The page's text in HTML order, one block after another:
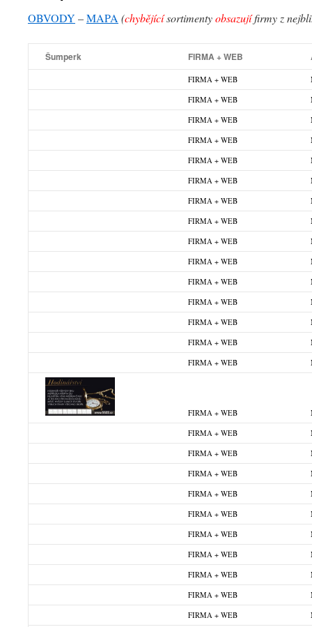
OBVODY –MAPA (chybějícísortimentyobsazujífirmy z
Šumperk FIRMA + WEB
FIRMA + WEB
FIRMA + WEB
FIRMA + WEB
FIRMA + WEB
FIRMA + WEB
FIRMA + WEB
FIRMA + WEB
FIRMA + WEB
FIRMA + WEB
FIRMA + WEB
FIRMA + WEB
FIRMA + WEB
FIRMA + WEB
FIRMA + WEB
FIRMA + WEB
FIRMA + WEB
FIRMA + WEB
FIRMA + WEB
FIRMA + WEB
FIRMA + WEB
FIRMA + WEB
FIRMA + WEB
FIRMA + WEB
FIRMA + WEB
FIRMA + WEB
FIRMA + WEB